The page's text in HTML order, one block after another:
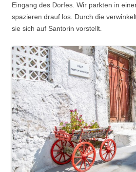
Eingang des Dorfes. Wir parkten in
spazieren drauf los. Durch die
sie sich auf Santorin vorstellt.